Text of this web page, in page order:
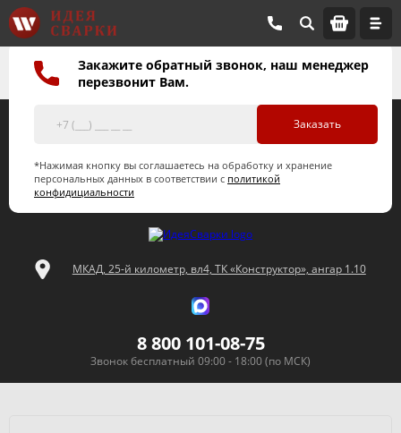
Закажите обратный звонок, наш менеджер
перезвонит Вам.
Заказать
*Нажимая кнопку вы соглашаетесь на обработку и хранение
персональных данных в соответствии с политикой
конфидициальности
МКАД, 25-й километр, вл4, ТК «Конструктор», ангар 1.10
8 800 101-08-75
Звонок бесплатный 09:00 - 18:00 (по МСК)